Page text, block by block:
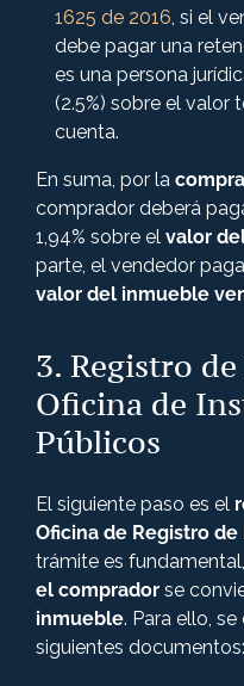
1625 de 2016, si el
debe pagar una
es una persona
(2.5%) sobre el valor
cuenta.
En suma, por la
comprador deberá
1,94% sobre el valor
parte, el vendedor
valor del inmueble
3. Registro
Oficina de
Públicos
El siguiente paso es el
Oficina de Registro
trámite es
el comprador se
inmueble. Para ello,
siguientes documentos: